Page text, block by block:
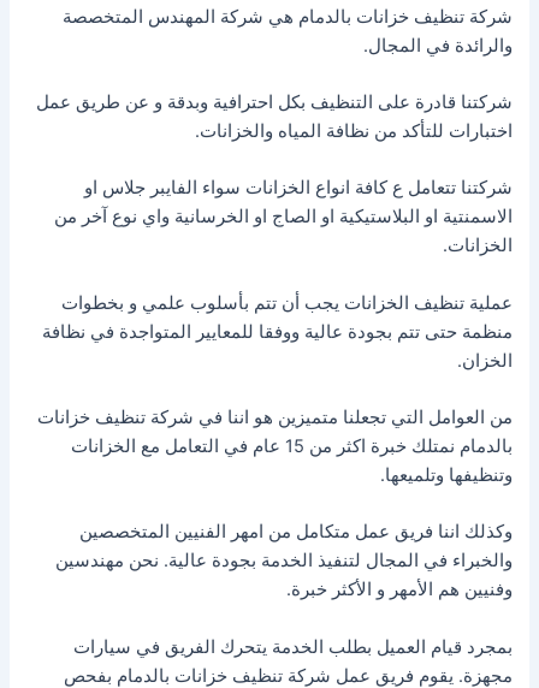
شركة تنظيف خزانات بالدمام هي شركة المهندس المتخصصة
والرائدة في المجال.
شركتنا قادرة على التنظيف بكل احترافية وبدقة و عن طريق عمل
اختبارات للتأكد من نظافة المياه والخزانات.
شركتنا تتعامل ع كافة انواع الخزانات سواء الفايبر جلاس او
الاسمنتية او البلاستيكية او الصاج او الخرسانية واي نوع آخر من
الخزانات.
عملية تنظيف الخزانات يجب أن تتم بأسلوب علمي و بخطوات
منظمة حتى تتم بجودة عالية ووفقا للمعايير المتواجدة في نظافة
الخزان.
من العوامل التي تجعلنا متميزين هو اننا في شركة تنظيف خزانات
بالدمام نمتلك خبرة اكثر من 15 عام في التعامل مع الخزانات
وتنظيفها وتلميعها.
وكذلك اننا فريق عمل متكامل من امهر الفنيين المتخصصين
والخبراء في المجال لتنفيذ الخدمة بجودة عالية. نحن مهندسين
وفنيين هم الأمهر و الأكثر خبرة.
بمجرد قيام العميل بطلب الخدمة يتحرك الفريق في سيارات
مجهزة. يقوم فريق عمل شركة تنظيف خزانات بالدمام بفحص